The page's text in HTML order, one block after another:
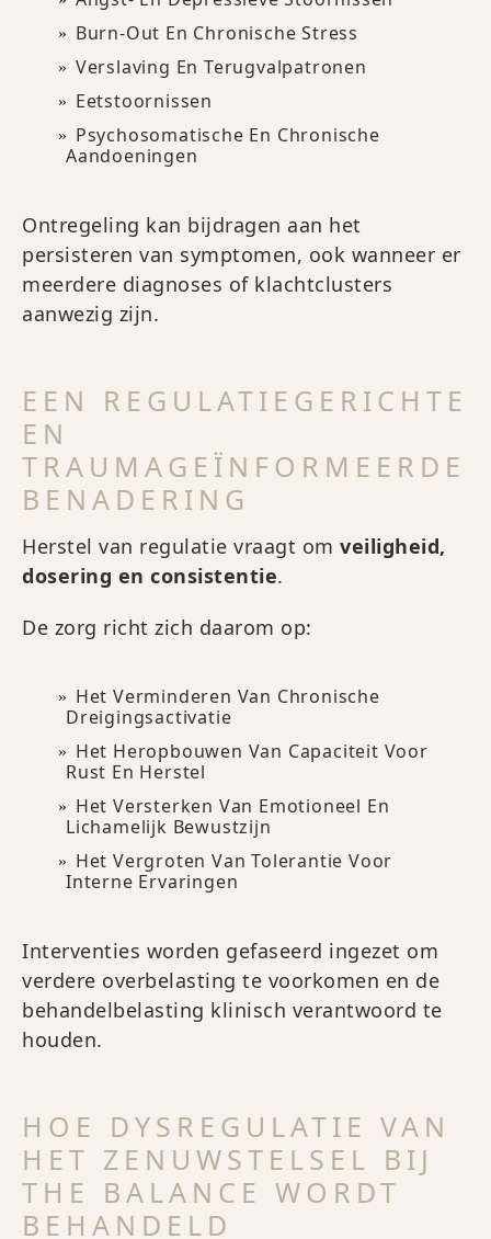
Burn-Out En Chronische Stress
Verslaving En Terugvalpatronen
Eetstoornissen
Psychosomatische En Chronische
Aandoeningen
Ontregeling kan bijdragen aan het
persisteren van symptomen, ook wanneer er
meerdere diagnoses of klachtclusters
aanwezig zijn.
EEN REGULATIEGERICHTE
EN
TRAUMAGEÏNFORMEERDE
BENADERING
Herstel van regulatie vraagt om veiligheid,
dosering en consistentie.
De zorg richt zich daarom op:
Het Verminderen Van Chronische
Dreigingsactivatie
Het Heropbouwen Van Capaciteit Voor
Rust En Herstel
Het Versterken Van Emotioneel En
Lichamelijk Bewustzijn
Het Vergroten Van Tolerantie Voor
Interne Ervaringen
Interventies worden gefaseerd ingezet om
verdere overbelasting te voorkomen en de
behandelbelasting klinisch verantwoord te
houden.
HOE DYSREGULATIE VAN
HET ZENUWSTELSEL BIJ
THE BALANCE WORDT
BEHANDELD